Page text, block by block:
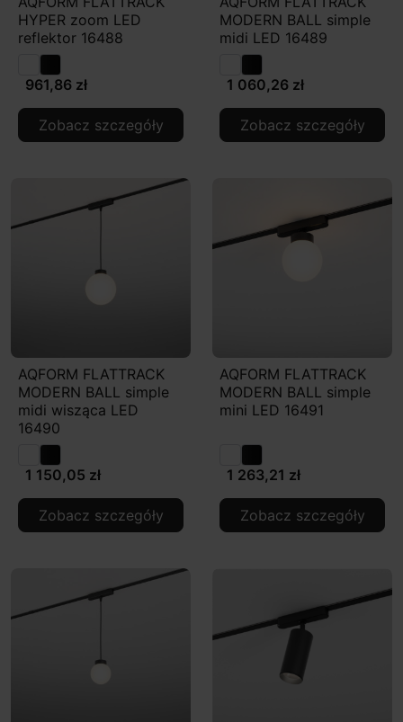
HYPER zoom LED
reflektor 16488
961,86 zł
Zobacz szczegóły
MODERN BALL simple
midi LED 16489
1 060,26 zł
Zobacz szczegóły
AQFORM FLATTRACK
MODERN BALL simple
midi wisząca LED
16490
1 150,05 zł
Zobacz szczegóły
AQFORM FLATTRACK
MODERN BALL simple
mini LED 16491
1 263,21 zł
Zobacz szczegóły